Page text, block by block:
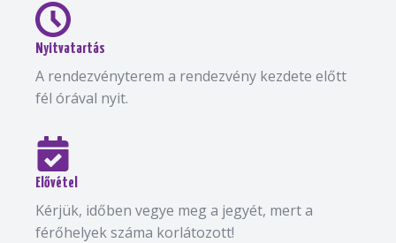
Nyitvatartás
A rendezvényterem a rendezvény kezdete előtt
fél órával nyit.
Elővétel
Kérjük, időben vegye meg a jegyét, mert a
férőhelyek száma korlátozott!